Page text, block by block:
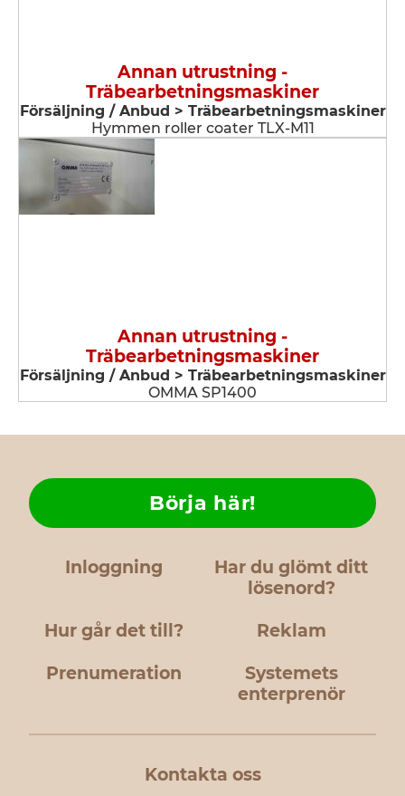
Annan utrustning -
Träbearbetningsmaskiner
Försäljning / Anbud > Träbearbetningsmaskiner
Hymmen roller coater TLX-M11
Annan utrustning -
Träbearbetningsmaskiner
Försäljning / Anbud > Träbearbetningsmaskiner
OMMA SP1400
Inloggning
Har du glömt ditt
lösenord?
Hur går det till?
Börja här!
Reklam
Prenumeration
Systemets
enterprenör
Kontakta oss